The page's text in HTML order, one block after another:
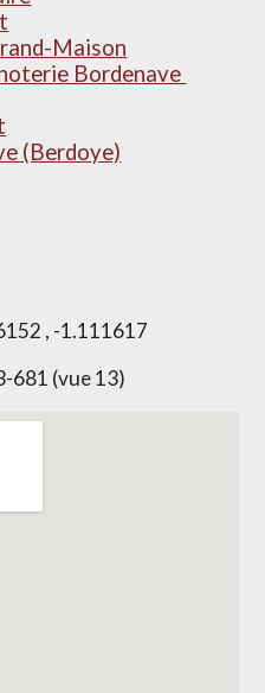
Maison
Bordenave
(Berdoye)
, -1.111617
681 (vue 13)